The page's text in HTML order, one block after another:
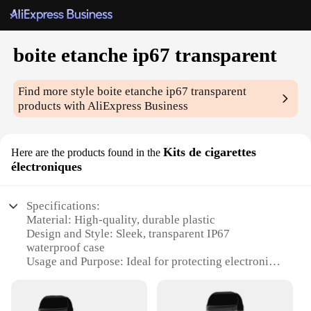
boite etanche ip67 transparent
Find more styleboite etanche ip67 transparent
products with AliExpress Business
Here are the products found in the Kits de cigarettes
électroniques
Specifications:
Material: High-quality, durable plastic
Design and Style: Sleek, transparent IP67
waterproof case
Usage and Purpose: Ideal for protecting electronic
Performance and Property: Resistant to water, dust,
and impact